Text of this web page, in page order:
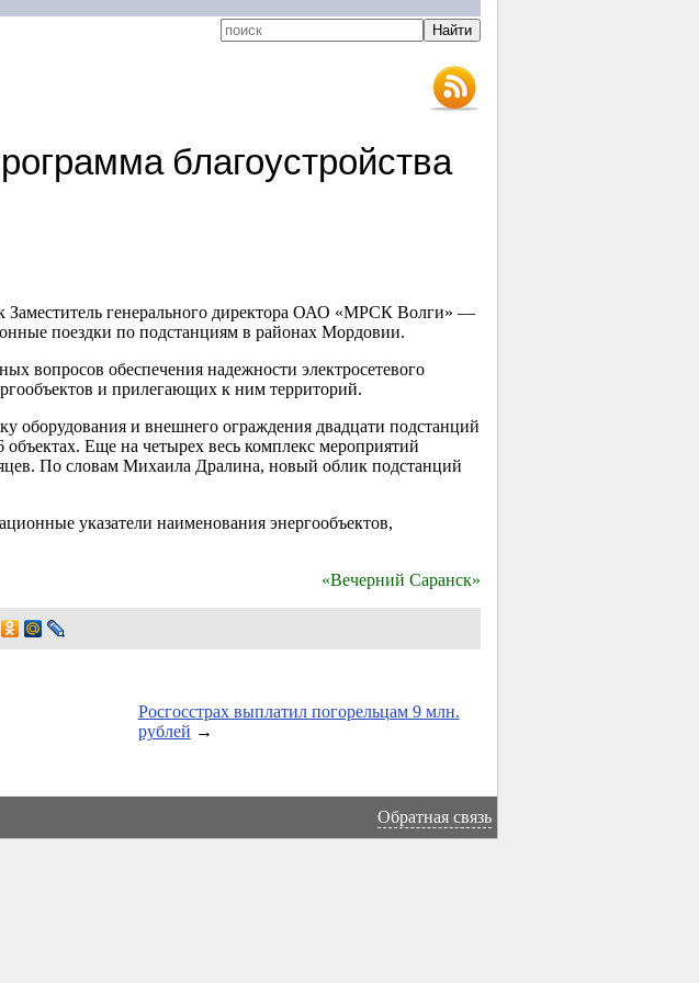
благоустройства
Заместитель генерального директора ОАО «МРСК Волги» —
поездки по подстанциям в районах Мордовии.
вопросов обеспечения надежности электросетевого
и прилегающих к ним территорий.
оборудования и внешнего ограждения двадцати подстанций
Еще на четырех весь комплекс мероприятий
По словам Михаила Дралина, новый облик подстанций
указатели наименования энергообъектов,
«Вечерний Саранск»
Росгосстрах выплатил погорельцам 9 млн.
рублей →
Обратная связь